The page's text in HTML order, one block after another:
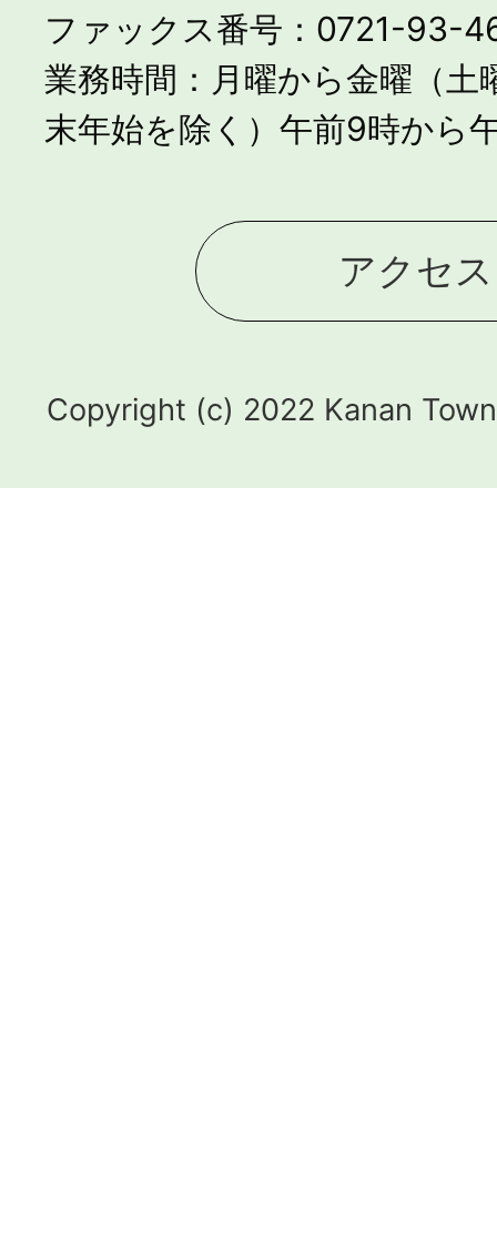
ファックス番号：0721-93-
業務時間：月曜から金曜（土
末年始を除く）午前9時から
アクセス
Copyright (c) 2022 Kanan